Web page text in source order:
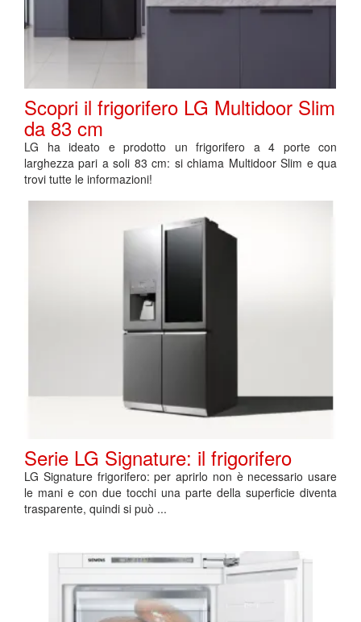
Scopri il frigorifero LG Multidoor Slim
da 83 cm
LG ha ideato e prodotto un frigorifero a 4 porte con
larghezza pari a soli 83 cm: si chiama Multidoor Slim e qua
trovi tutte le informazioni!
Serie LG Signature: il frigorifero
LG Signature frigorifero: per aprirlo non è necessario usare
le mani e con due tocchi una parte della superficie diventa
trasparente, quindi si può ...